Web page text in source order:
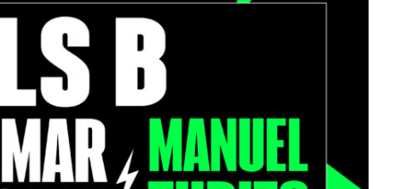
Destino Dos Equis 2026: La
gran celebración sonora
que transformará las
noches de Boca del Río y